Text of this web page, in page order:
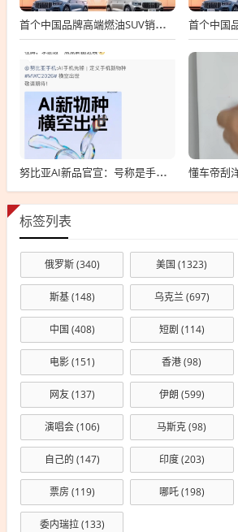
首个中国品牌高端燃油SUV销冠！吉利星越L总销量破100万台
努比亚AI新品官宣：号称是手机新物种 MWC上见
标签列表
俄罗斯(340) 美国 (1323)
斯基(148) 乌克兰(697)
中国 (408) 短剧 (114)
电影(151) 香港(98)
网友(137) 伊朗 (599)
演唱会(106) 马斯克(98)
自己的 (147) 印度(203)
票房 (119) 哪吒(198)
委内瑞拉(133)